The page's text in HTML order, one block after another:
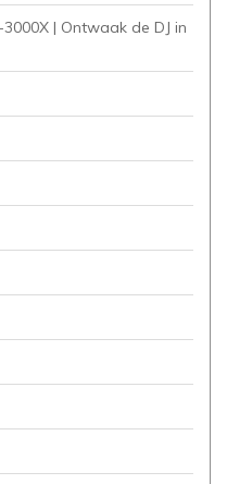
| Ontwaak de DJ in